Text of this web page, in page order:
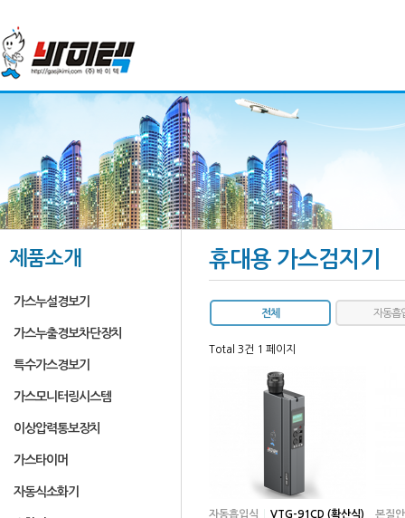
제품소개
가스누설경보기
가스누출경보차단장치
특수가스경보기
가스모니터링시스템
이상압력통보장치
가스타이머
자동식소화기
휴대용 가스검지기
전체 자동흡
Total 3건 1 페이지
자동흡입식 VTG-91CD (확산식) 본질